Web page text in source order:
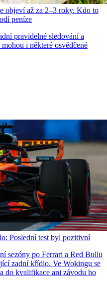
objeví až za 2–3 roky. Kdo to
peníze
pravidelné sledování a
i některé osvědčené
Poslední test byl pozitivní
sezóny po Ferrari a Red Bullu
zadní křídlo. Ve Wokingu se
do kvalifikace ani závodu ho